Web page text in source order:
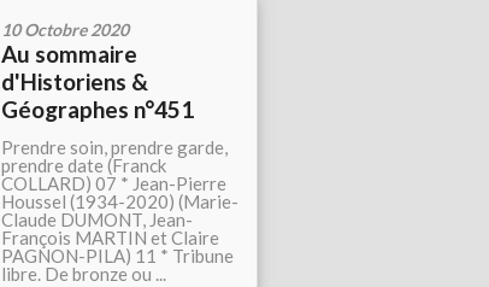
10 Octobre 2020
Au sommaire
d'Historiens &
Géographes n°451
Prendre soin, prendre garde,
prendre date (Franck
COLLARD) 07 * Jean-Pierre
Houssel (1934-2020) (Marie-
Claude DUMONT, Jean-
François MARTIN et Claire
PAGNON-PILA) 11 * Tribune
libre. De bronze ou ...